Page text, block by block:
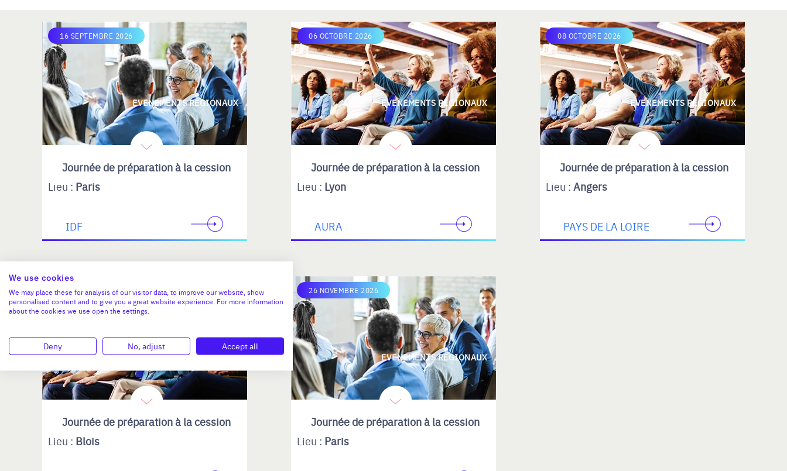
16 SEPTEMBRE 2026
EVENEMENTS REGIONAUX
Journée de préparation à la cession
Lieu : Paris
IDF
06 OCTOBRE 2026
EVENEMENTS REGIONAUX
Journée de préparation à la cession
Lieu : Lyon
AURA
08 OCTOBRE 2026
EVENEMENTS REGIONAUX
Journée de préparation à la cession
Lieu : Angers
PAYS DE LA LOIRE
22 OCTOBRE 2026
EVENEMENTS REGIONAUX
Journée de préparation à la cession
Lieu : Blois
26 NOVEMBRE 2026
EVENEMENTS REGIONAUX
Journée de préparation à la cession
Lieu : Paris
We use cookies
We may place these for analysis of our visitor data, to improve our website, show
personalised content and to give you a great website experience. For more information
about the cookies we use open the settings.
Deny No, adjust Accept all